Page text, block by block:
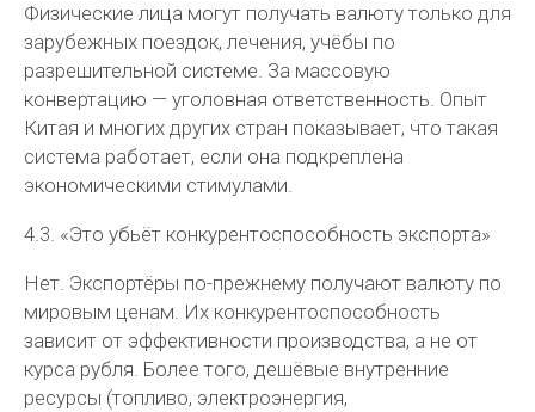
Физические лица могут получать валюту только для
зарубежных поездок, лечения, учёбы по
разрешительной системе. За массовую
конвертацию — уголовная ответственность. Опыт
Китая и многих других стран показывает, что такая
система работает, если она подкреплена
экономическими стимулами.
4.3. «Это убьёт конкурентоспособность экспорта»
Нет. Экспортёры по-прежнему получают валюту по
мировым ценам. Их конкурентоспособность
зависит от эффективности производства, а не от
курса рубля. Более того, дешёвые внутренние
ресурсы (топливо, электроэнергия,